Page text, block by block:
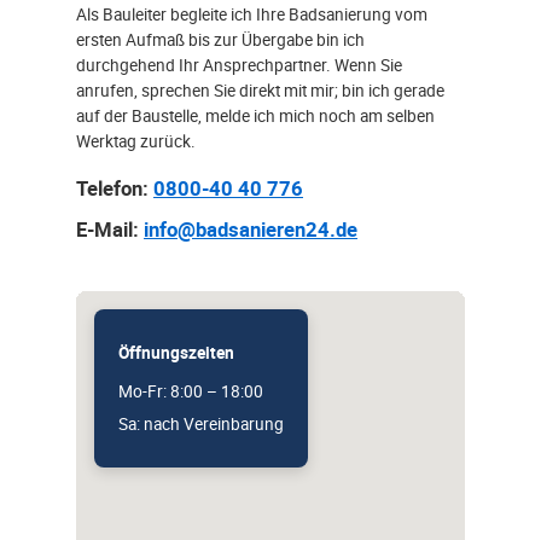
Als Bauleiter begleite ich Ihre Badsanierung vom
ersten Aufmaß bis zur Übergabe bin ich
durchgehend Ihr Ansprechpartner. Wenn Sie
anrufen, sprechen Sie direkt mit mir; bin ich gerade
auf der Baustelle, melde ich mich noch am selben
Werktag zurück.
Telefon: 0800-40 40 776
E-Mail: info@badsanieren24.de
Öffnungszeiten
Mo-Fr: 8:00 – 18:00
Sa: nach Vereinbarung